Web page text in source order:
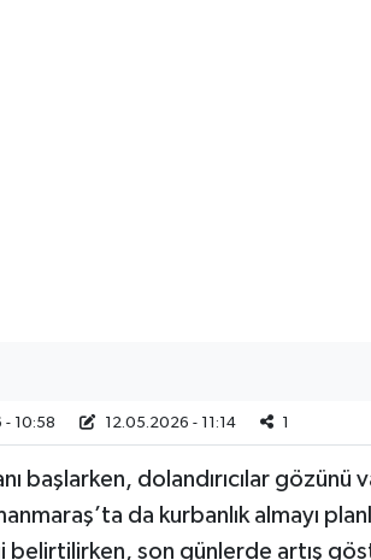
- 10:58 12.05.2026 - 11:14 1
başlarken, dolandırıcılar gözünü
da kurbanlık almayı
belirtilirken, son günlerde artış